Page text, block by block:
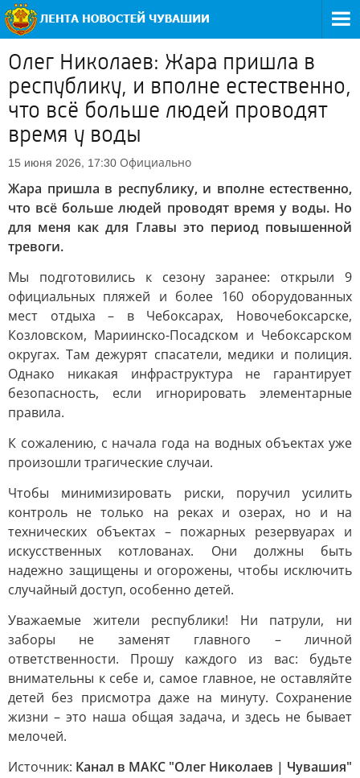
Олег Николаев: Жара пришла в
республику, и вполне естественно,
что всё больше людей проводят
время у воды
15 июня 2026, 17:30 Официально
Жара пришла в республику, и вполне естественно,
что всё больше людей проводят время у воды. Но
для меня как для Главы это период повышенной
тревоги.
Мы подготовились к сезону заранее: открыли 9
официальных пляжей и более 160 оборудованных
мест отдыха – в Чебоксарах, Новочебоксарске,
Козловском, Мариинско-Посадском и Чебоксарском
округах. Там дежурят спасатели, медики и полиция.
Однако никакая инфраструктура не гарантирует
безопасность, если игнорировать элементарные
правила.
К сожалению, с начала года на водных объектах уже
произошли трагические случаи.
Чтобы минимизировать риски, поручил усилить
контроль не только на реках и озерах, но и на
технических объектах – пожарных резервуарах и
искусственных котлованах. Они должны быть
надежно защищены и огорожены, чтобы исключить
случайный доступ, особенно детей.
Уважаемые жители республики! Ни патрули, ни
заборы не заменят главного – личной
ответственности. Прошу каждого из вас: будьте
внимательны к себе и, самое главное, не оставляйте
детей без присмотра даже на минуту. Сохранение
жизни – это наша общая задача, и здесь не бывает
мелочей.
Источник: Канал в МАКС "Олег Николаев | Чувашия"